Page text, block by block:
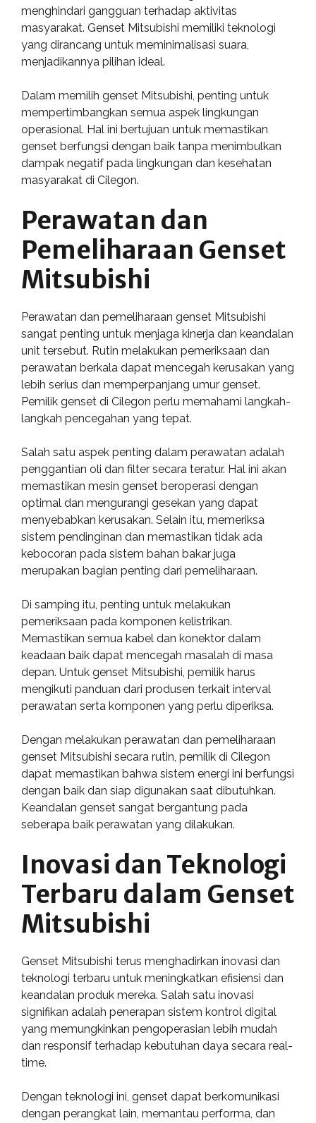
menghindari gangguan terhadap aktivitas
masyarakat. Genset Mitsubishi memiliki teknologi
yang dirancang untuk meminimalisasi suara,
menjadikannya pilihan ideal.
Dalam memilih genset Mitsubishi, penting untuk
mempertimbangkan semua aspek lingkungan
operasional. Hal ini bertujuan untuk memastikan
genset berfungsi dengan baik tanpa menimbulkan
dampak negatif pada lingkungan dan kesehatan
masyarakat di Cilegon.
Perawatan dan
Pemeliharaan Genset
Mitsubishi
Perawatan dan pemeliharaan genset Mitsubishi
sangat penting untuk menjaga kinerja dan keandalan
unit tersebut. Rutin melakukan pemeriksaan dan
perawatan berkala dapat mencegah kerusakan yang
lebih serius dan memperpanjang umur genset.
Pemilik genset di Cilegon perlu memahami langkah-
langkah pencegahan yang tepat.
Salah satu aspek penting dalam perawatan adalah
penggantian oli dan filter secara teratur. Hal ini akan
memastikan mesin genset beroperasi dengan
optimal dan mengurangi gesekan yang dapat
menyebabkan kerusakan. Selain itu, memeriksa
sistem pendinginan dan memastikan tidak ada
kebocoran pada sistem bahan bakar juga
merupakan bagian penting dari pemeliharaan.
Di samping itu, penting untuk melakukan
pemeriksaan pada komponen kelistrikan.
Memastikan semua kabel dan konektor dalam
keadaan baik dapat mencegah masalah di masa
depan. Untuk genset Mitsubishi, pemilik harus
mengikuti panduan dari produsen terkait interval
perawatan serta komponen yang perlu diperiksa.
Dengan melakukan perawatan dan pemeliharaan
genset Mitsubishi secara rutin, pemilik di Cilegon
dapat memastikan bahwa sistem energi ini berfungsi
dengan baik dan siap digunakan saat dibutuhkan.
Keandalan genset sangat bergantung pada
seberapa baik perawatan yang dilakukan.
Inovasi dan Teknologi
Terbaru dalam Genset
Mitsubishi
Genset Mitsubishi terus menghadirkan inovasi dan
teknologi terbaru untuk meningkatkan efisiensi dan
keandalan produk mereka. Salah satu inovasi
signifikan adalah penerapan sistem kontrol digital
yang memungkinkan pengoperasian lebih mudah
dan responsif terhadap kebutuhan daya secara real-
time.
Dengan teknologi ini, genset dapat berkomunikasi
dengan perangkat lain, memantau performa, dan